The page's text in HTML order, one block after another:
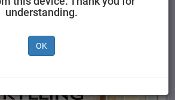
understanding.
OK